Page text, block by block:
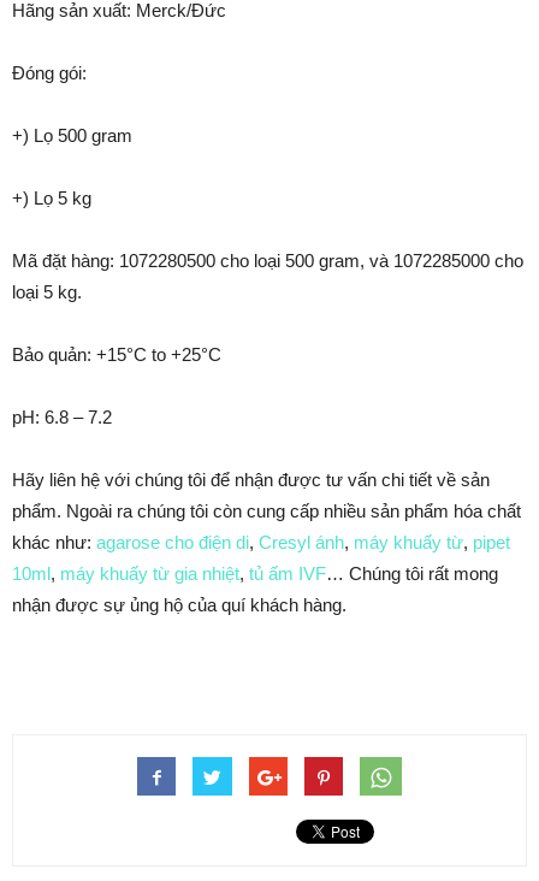
Hãng sản xuất: Merck/Đức
Đóng gói:
+) Lọ 500 gram
+) Lọ 5 kg
Mã đặt hàng: 1072280500 cho loại 500 gram, và 1072285000 cho
loại 5 kg.
Bảo quản: +15°C to +25°C
pH: 6.8 – 7.2
Hãy liên hệ với chúng tôi để nhận được tư vấn chi tiết về sản
phẩm. Ngoài ra chúng tôi còn cung cấp nhiều sản phẩm hóa chất
khác như: agarose cho điện di, Cresyl ánh, máy khuấy từ, pipet
10ml, máy khuấy từ gia nhiệt, tủ ấm IVF… Chúng tôi rất mong
nhận được sự ủng hộ của quí khách hàng.